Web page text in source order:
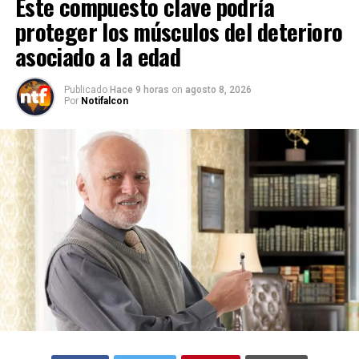
proteger los músculos del deterioro
asociado a la edad
Publicado Hace 9 horas on agosto 8, 2026
Por Notifalcon